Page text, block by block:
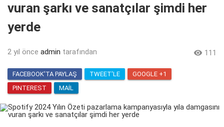
vuran şarkı ve sanatçılar şimdi her
yerde
2 yıl önce admin tarafından  111
FACEBOOK'TA PAYLAŞ TWEET'LE
GOOGLE +1
PINTEREST
MAIL